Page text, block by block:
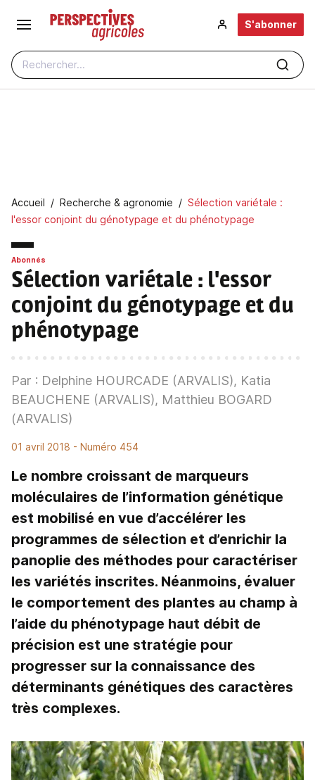
Aller au contenu principal
Rechercher...
S'abonner
Fil d'Ariane
Accueil Recherche & agronomie
Sélection variétale :
l'essor conjoint du génotypage et du phénotypage
Abonnés
Sélection variétale : l'essor
conjoint du génotypage et du
phénotypage
Par : Delphine HOURCADE (ARVALIS), Katia
BEAUCHENE (ARVALIS), Matthieu BOGARD
(ARVALIS)
01 avril 2018 - Numéro 454
Le nombre croissant de marqueurs
moléculaires de l’information génétique
est mobilisé en vue d’accélérer les
programmes de sélection et d’enrichir la
panoplie des méthodes pour caractériser
les variétés inscrites. Néanmoins, évaluer
le comportement des plantes au champ à
l’aide du phénotypage haut débit de
précision est une stratégie pour
progresser sur la connaissance des
déterminants génétiques des caractères
très complexes.